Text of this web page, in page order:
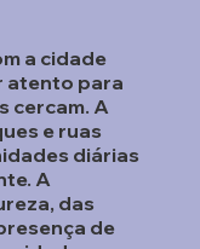
a cidade
atento para
cercam. A
e ruas
diárias
A
das
de